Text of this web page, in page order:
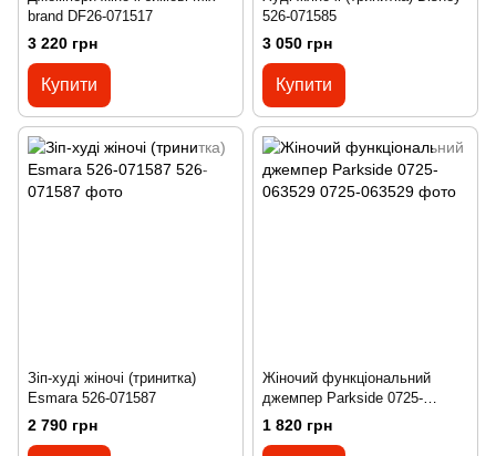
brand DF26-071517
3 220 грн
Купити
526-071585
3 050 грн
Купити
Зіп-худі жіночі (тринитка)
Esmara 526-071587
2 790 грн
Жіночий функціональний
джемпер Parkside 0725-
063529
1 820 грн